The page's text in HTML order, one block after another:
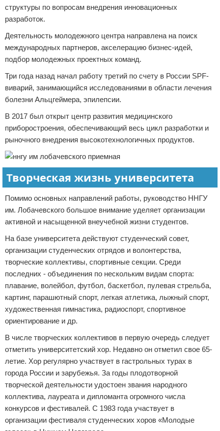
структуры по вопросам внедрения инновационных
разработок.
Деятельность молодежного центра направлена на поиск
международных партнеров, акселерацию бизнес-идей,
подбор молодежных проектных команд.
Три года назад начал работу третий по счету в России SPF-
виварий, занимающийся исследованиями в области лечения
болезни Альцгеймера, эпилепсии.
В 2017 был открыт центр развития медицинского
приборостроения, обеспечивающий весь цикл разработки и
рыночного внедрения высокотехнологичных продуктов.
Творческая жизнь университета
Помимо основных направлений работы, руководство ННГУ
им. Лобачевского большое внимание уделяет организации
активной и насыщенной внеучебной жизни студентов.
На базе университета действуют студенческий совет,
организации студенческих отрядов и волонтерства,
творческие коллективы, спортивные секции. Среди
последних - объединения по нескольким видам спорта:
плавание, волейбол, футбол, баскетбол, пулевая стрельба,
картинг, парашютный спорт, легкая атлетика, лыжный спорт,
художественная гимнастика, радиоспорт, спортивное
ориентирование и др.
В числе творческих коллективов в первую очередь следует
отметить университетский хор. Недавно он отметил свое 65-
летие. Хор регулярно участвует в гастрольных турах в
города России и зарубежья. За годы плодотворной
творческой деятельности удостоен звания народного
коллектива, лауреата и дипломанта огромного числа
конкурсов и фестивалей. С 1983 года участвует в
организации фестиваля студенческих хоров «Молодые